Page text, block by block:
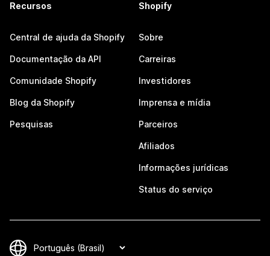
Recursos
Central de ajuda da Shopify
Documentação da API
Comunidade Shopify
Blog da Shopify
Pesquisas
Shopify
Sobre
Carreiras
Investidores
Imprensa e mídia
Parceiros
Afiliados
Informações jurídicas
Status do serviço